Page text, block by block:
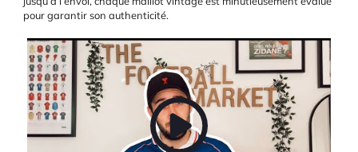
pour garantir son authenticité.